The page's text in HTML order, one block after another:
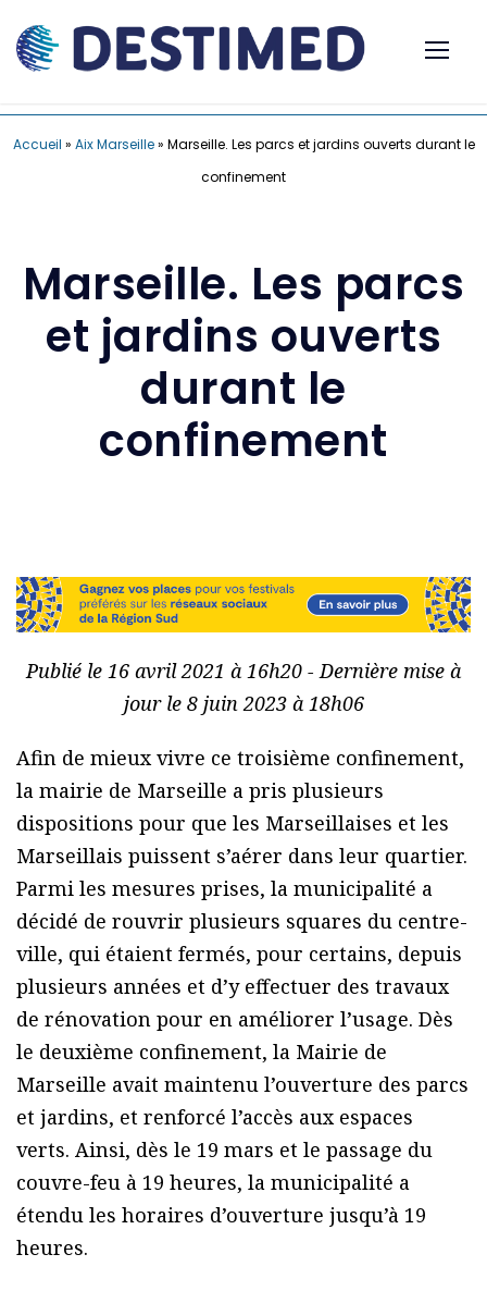
Accueil » Aix Marseille» Marseille. Les parcs et jardins ouverts durant le
confinement
Marseille. Les parcs
et jardins ouverts
durant le
confinement
Publié le 16 avril 2021 à 16h20 - Dernière mise à
jour le 8 juin 2023 à 18h06
Afin de mieux vivre ce troisième confinement,
la mairie de Marseille a pris plusieurs
dispositions pour que les Marseillaises et les
Marseillais puissent s’aérer dans leur quartier.
Parmi les mesures prises, la municipalité a
décidé de rouvrir plusieurs squares du centre-
ville, qui étaient fermés, pour certains, depuis
plusieurs années et d’y effectuer des travaux
de rénovation pour en améliorer l’usage. Dès
le deuxième confinement, la Mairie de
Marseille avait maintenu l’ouverture des parcs
et jardins, et renforcé l’accès aux espaces
verts. Ainsi, dès le 19 mars et le passage du
couvre-feu à 19 heures, la municipalité a
étendu les horaires d’ouverture jusqu’à 19
heures.